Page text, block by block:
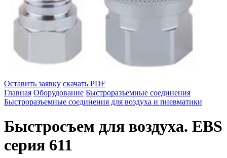
Оставить заявку скачать PDF
Главная Оборудование Быстроразъемные соединения
Быстроразъемные соединения для воздуха и пневматики
Быстросъем для воздуха. EBS
серия 611